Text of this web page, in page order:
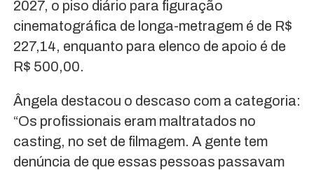
2027, o piso diário para figuração
cinematográfica de longa-metragem é de R$
227,14, enquanto para elenco de apoio é de
R$ 500,00.
Ângela destacou o descaso com a categoria:
“Os profissionais eram maltratados no
casting, no set de filmagem. A gente tem
denúncia de que essas pessoas passavam